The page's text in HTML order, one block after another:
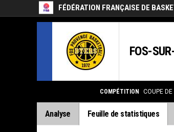
FÉDÉRATION FRANÇAISE DE
FOS-
COMPÉTITION COUPE
Analyse Feuille de statistiques